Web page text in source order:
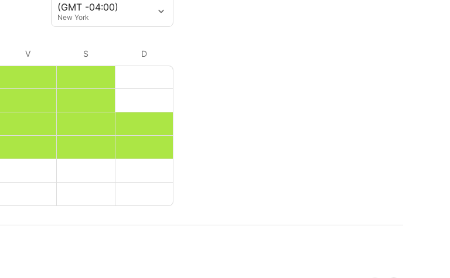
(GMT -04:00)
New York
V S D